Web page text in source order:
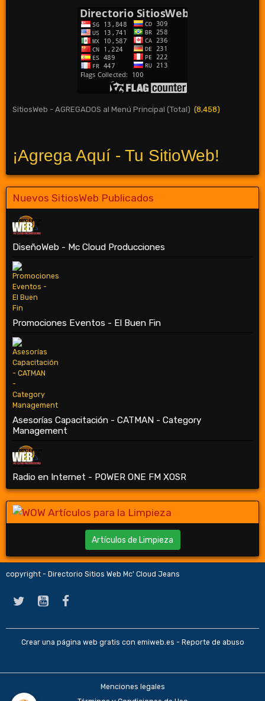
SitiosWeb - AGREGADOS al Menú Principal (Total) (8,458)
¡Agrega Aquí - Tu SitioWeb!
Nuevos SitiosWeb Publicados
DiseñoWeb - Mc Cloud Producciones
Promociones Eventos - El Buen Fin
Asesorías Capacitación - CATMAN - Category
Management
Radio en Internet - POWER ONE FM XOSR
Artículos de Limpieza
copyright - Directorio Sitios Web Mc' Cloud Jeans
Crear una página web gratis con emiweb.es - Reporte de abuso
Menciones legales